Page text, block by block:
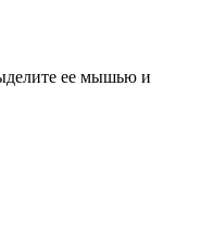
ее мышью и